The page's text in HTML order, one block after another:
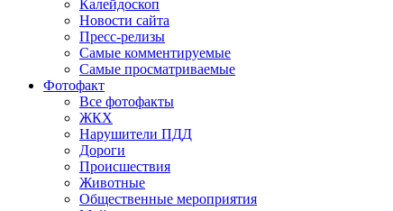
Калейдоскоп
Новости сайта
Пресс-релизы
Самые комментируемые
Самые просматриваемые
Фотофакт
Все фотофакты
ЖКХ
Нарушители ПДД
Дороги
Происшествия
Животные
Общественные мероприятия